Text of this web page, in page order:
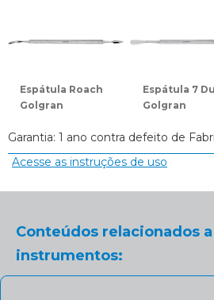
Espátula Roach
Golgran
Espátula 7
Golgran
Garantia: 1 ano contra defeito de
Acesse as instruções de uso
Conteúdos relacionados
instrumentos: